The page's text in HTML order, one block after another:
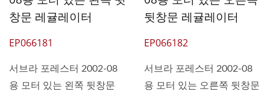
창문 레귤레이터
EP066181
서브라 포레스터 2002-08
용 모터 있는 왼쪽 뒷창문
뒷창문 레귤레이터
EP066182
서브라 포레스터 2002-08
용 모터 있는 오른쪽 뒷창문